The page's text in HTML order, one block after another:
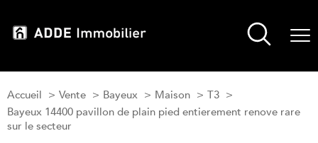
Accueil Vente Bayeux Maison
T3
Bayeux 14400 pavillon de plain pied entierement renove rare
sur le secteur